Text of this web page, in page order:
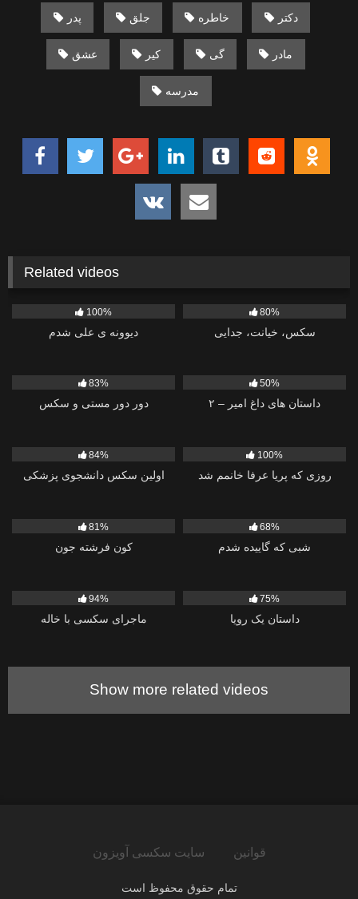
پدر جلق خاطره دکتر
عشق کیر گی مادر
مدرسه
Related videos
100%
دیوونه ی علی شدم
80%
سکس، خیانت، جدایی
83%
دور دور مستی و سكس
50%
داستان های داغ امیر – ۲
84%
اولین سکس دانشجوی پزشکی
100%
روزی که پریا عرفا خانمم شد
81%
کون فرشته جون
68%
شبی که گاییده شدم
94%
ماجرای سکسی با خاله
75%
داستان یک رویا
Show more related videos
قوانین سایت سکسی آویزون
تمام حقوق محفوظ است